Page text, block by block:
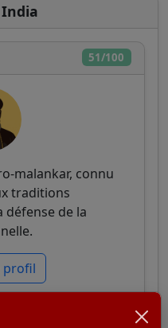
51/100
malankar, connu
traditions
défense de la
profil